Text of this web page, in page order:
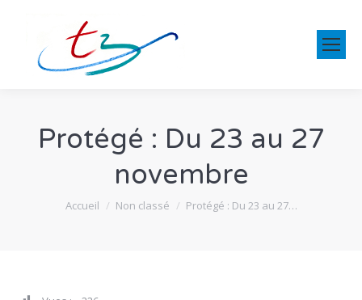
Protégé : Du 23 au 27
novembre
Vous êtes ici :
Accueil Non classé Protégé : Du 23 au 27…